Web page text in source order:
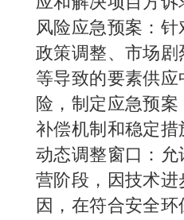
风险应急预案：
政策调整、市场
等导致的要素供
险，制定应急预案
补偿机制和稳定
动态调整窗口：
营阶段，因技术
因，在符合安全